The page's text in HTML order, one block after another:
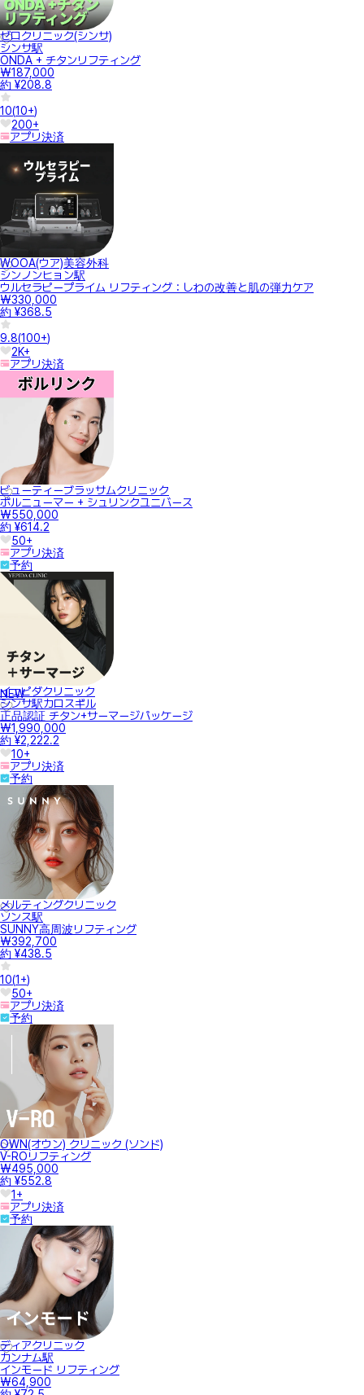
ゼロクリニック(シンサ)
シンサ駅
ONDA + チタンリフティング
₩187,000
約 ¥208.8
10(10+)
200+
アプリ決済
WOOA(ウア)美容外科
シンノンヒョン駅
ウルセラピープライム リフティング：しわの改善と肌の弾力ケア
₩330,000
約 ¥368.5
9.8(100+)
2K+
アプリ決済
ビューティーブラッサムクリニック
ボルニューマー + シュリンクユニバース
₩550,000
約 ¥614.2
50+
アプリ決済
予約
NEW
イェピダクリニック
シンサ駅カロスギル
正品認証 チタン+サーマージパッケージ
₩1,990,000
約 ¥2,222.2
10+
アプリ決済
予約
メルティングクリニック
ソンス駅
SUNNY高周波リフティング
₩392,700
約 ¥438.5
10(1+)
50+
アプリ決済
予約
OWN(オウン) クリニック (ソンド)
V-ROリフティング
₩495,000
約 ¥552.8
1+
アプリ決済
予約
ディアクリニック
カンナム駅
インモード リフティング
₩64,900